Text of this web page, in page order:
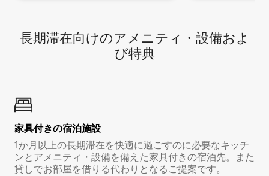
長期滞在向け⁠のア⁠メ⁠ニ⁠テ⁠ィ⁠・設⁠備⁠およ
び特⁠典
家具付き⁠の宿⁠泊⁠施⁠設
1か月以上の長期滞在を快適に過ごすのに必要なキッチ
ンとアメニティ・設備を備えた家具付きの宿泊先。また
貸しでお部屋を借りる代わりとなるご提案です。